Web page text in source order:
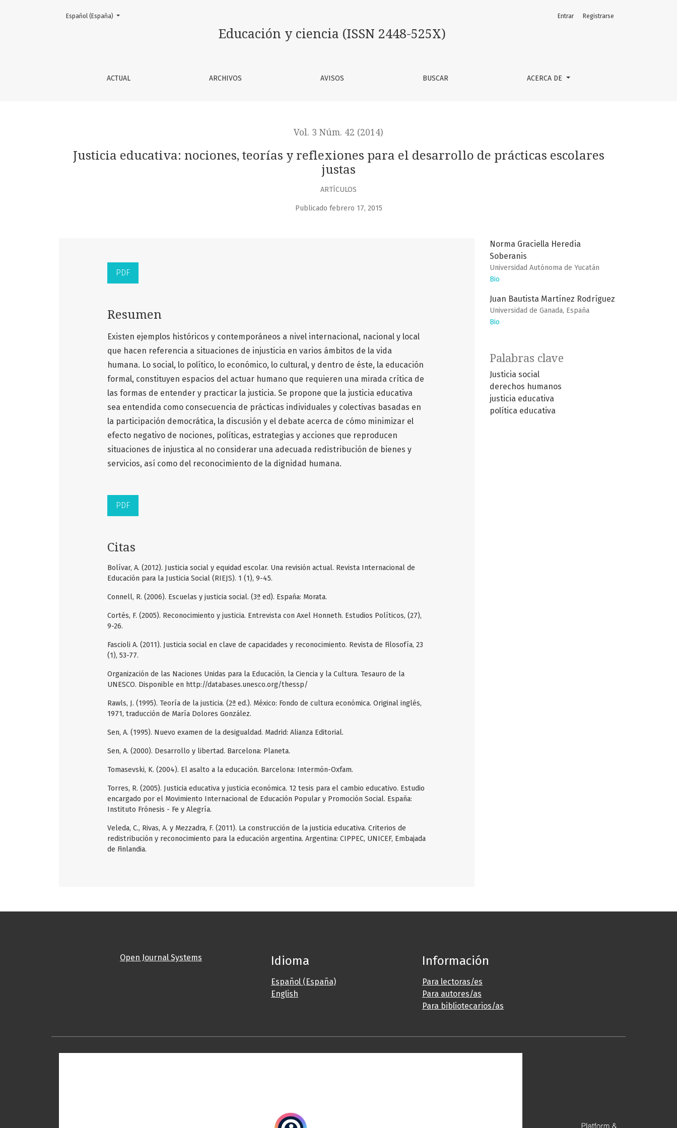
Justicia educativa: nociones, teorías y reflexiones para el desarrollo de prácticas escolares justas
Educación y ciencia (ISSN 2448-525X)
ACTUAL ARCHIVOS AVISOS BUSCAR ACERCA DE
Entrar Registrarse
Cambiar el idioma. El actual es:
Español (España)
Vol. 3 Núm. 42 (2014)
Justicia educativa: nociones, teorías y reflexiones para el desarrollo de prácticas escolares
justas
ARTÍCULOS
Publicado febrero 17, 2015
Norma Graciella Heredia
Soberanis
Universidad Autónoma de Yucatán
Bio
Juan Bautista Martínez Rodríguez
Universidad de Ganada, España
Bio
Palabras clave
Justicia social
derechos humanos
justicia educativa
política educativa
PDF
Resumen
Existen ejemplos históricos y contemporáneos a nivel internacional, nacional y local
que hacen referencia a situaciones de injusticia en varios ámbitos de la vida
humana. Lo social, lo político, lo económico, lo cultural, y dentro de éste, la educación
formal, constituyen espacios del actuar humano que requieren una mirada crítica de
las formas de entender y practicar la justicia. Se propone que la justicia educativa
sea entendida como consecuencia de prácticas individuales y colectivas basadas en
la participación democrática, la discusión y el debate acerca de cómo minimizar el
efecto negativo de nociones, políticas, estrategias y acciones que reproducen
situaciones de injustica al no considerar una adecuada redistribución de bienes y
servicios, así como del reconocimiento de la dignidad humana.
PDF
Citas
Bolívar, A. (2012). Justicia social y equidad escolar. Una revisión actual. Revista Internacional de
Educación para la Justicia Social (RIEJS). 1 (1), 9-45.
Connell, R. (2006). Escuelas y justicia social. (3ª ed). España: Morata.
Cortés, F. (2005). Reconocimiento y justicia. Entrevista con Axel Honneth. Estudios Políticos, (27),
9-26.
Fascioli A. (2011). Justicia social en clave de capacidades y reconocimiento. Revista de Filosofía, 23
(1), 53-77.
Organización de las Naciones Unidas para la Educación, la Ciencia y la Cultura. Tesauro de la
UNESCO. Disponible en http://databases.unesco.org/thessp/
Rawls, J. (1995). Teoría de la justicia. (2ª ed.). México: Fondo de cultura económica. Original inglés,
1971, traducción de María Dolores González.
Sen, A. (1995). Nuevo examen de la desigualdad. Madrid: Alianza Editorial.
Sen, A. (2000). Desarrollo y libertad. Barcelona: Planeta.
Tomasevski, K. (2004). El asalto a la educación. Barcelona: Intermón-Oxfam.
Torres, R. (2005). Justicia educativa y justicia económica. 12 tesis para el cambio educativo. Estudio
encargado por el Movimiento Internacional de Educación Popular y Promoción Social. España:
Instituto Frónesis - Fe y Alegría.
Veleda, C., Rivas, A. y Mezzadra, F. (2011). La construcción de la justicia educativa. Criterios de
redistribución y reconocimiento para la educación argentina. Argentina: CIPPEC, UNICEF, Embajada
de Finlandia.
Open Journal Systems Idioma
Español (España)
English
Información
Para lectoras/es
Para autores/as
Para bibliotecarios/as